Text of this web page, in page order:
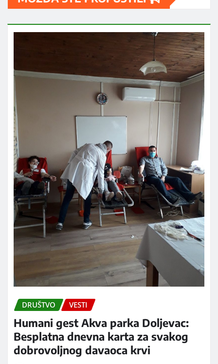
DRUŠTVO VESTI
Humani gest Akva parka Doljevac:
Besplatna dnevna karta za svakog
dobrovoljnog davaoca krvi